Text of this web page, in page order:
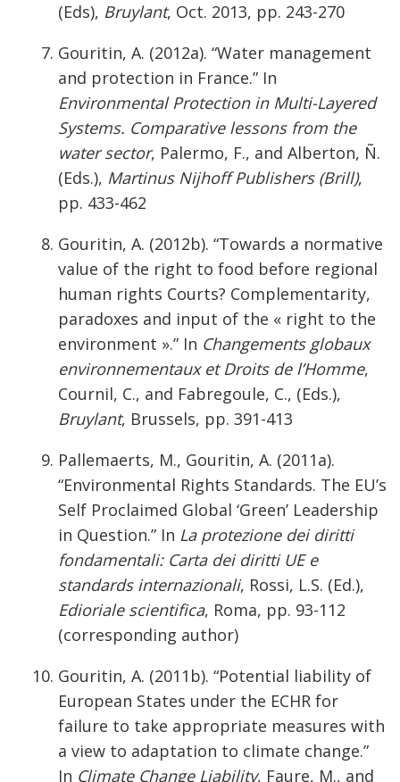
(Eds), Bruylant, Oct. 2013, pp. 243-270
Gouritin, A. (2012a). “Water management
and protection in France.” In
Environmental Protection in Multi-Layered
Systems. Comparative lessons from the
water sector, Palermo, F., and Alberton, Ñ.
(Eds.), Martinus Nijhoff Publishers (Brill),
pp. 433-462
Gouritin, A. (2012b). “Towards a normative
value of the right to food before regional
human rights Courts? Complementarity,
paradoxes and input of the « right to the
environment ».” In Changements globaux
environnementaux et Droits de l’Homme,
Cournil, C., and Fabregoule, C., (Eds.),
Bruylant, Brussels, pp. 391-413
Pallemaerts, M., Gouritin, A. (2011a).
“Environmental Rights Standards. The EU’s
Self Proclaimed Global ‘Green’ Leadership
in Question.” In La protezione dei diritti
fondamentali: Carta dei diritti UE e
standards internazionali, Rossi, L.S. (Ed.),
Edioriale scientifica, Roma, pp. 93-112
(corresponding author)
Gouritin, A. (2011b). “Potential liability of
European States under the ECHR for
failure to take appropriate measures with
a view to adaptation to climate change.”
In Climate Change Liability, Faure, M., and